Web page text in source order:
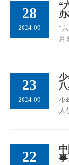
28
2024-09
“
“
月
23
2024-09
少
人
22